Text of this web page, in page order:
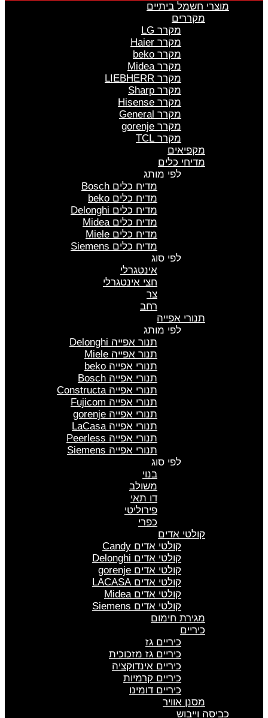
מוצרי חשמל ביתיים
מקררים
מקרר LG
מקרר Haier
מקרר beko
מקרר Midea
מקרר LIEBHERR
מקרר Sharp
מקרר Hisense
מקרר General
מקרר gorenje
מקרר TCL
מקפיאים
מדיחי כלים
לפי מותג
מדיח כלים Bosch
מדיח כלים beko
מדיח כלים Delonghi
מדיח כלים Midea
מדיח כלים Miele
מדיח כלים Siemens
לפי סוג
אינטגרלי
חצי אינטגרלי
צר
רחב
תנורי אפייה
לפי מותג
תנור אפייה Delonghi
תנור אפייה Miele
תנורי אפייה beko
תנורי אפייה Bosch
תנורי אפייה Constructa
תנורי אפייה Fujicom
תנורי אפייה gorenje
תנורי אפייה LaCasa
תנורי אפייה Peerless
תנורי אפייה Siemens
לפי סוג
בנוי
משולב
דו תאי
פירוליטי
כפרי
קולטי אדים
קולטי אדים Candy
קולטי אדים Delonghi
קולטי אדים gorenje
קולטי אדים LACASA
קולטי אדים Midea
קולטי אדים Siemens
מגירת חימום
כיריים
כיריים גז
כיריים גז מזכוכית
כיריים אינדוקציה
כיריים קרמיות
כיריים דומינו
מסנן אוויר
כביסה וייבוש